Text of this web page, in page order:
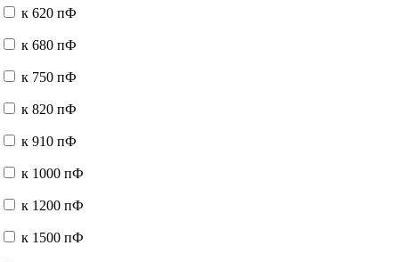
к 620 пФ
к 680 пФ
к 750 пФ
к 820 пФ
к 910 пФ
к 1000 пФ
к 1200 пФ
к 1500 пФ